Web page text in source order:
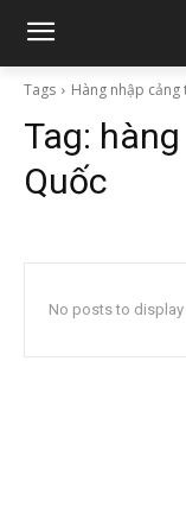
Tags Hàng nhập
Tag:
Quốc
No posts to display